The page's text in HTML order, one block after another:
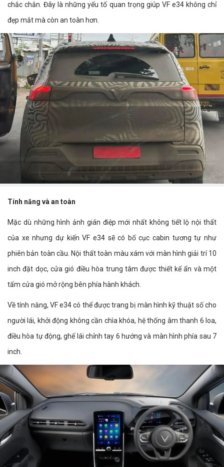
chắc chắn. Đây là những yếu tố quan trọng giúp VF e34 không chỉ
đẹp mắt mà còn an toàn hơn.
Tính năng và an toàn
Mặc dù những hình ảnh gián điệp mới nhất không tiết lộ nội thất
của xe nhưng dự kiến VF e34 sẽ có bố cục cabin tương tự như
phiên bản toàn cầu. Nội thất toàn màu xám với màn hình giải trí 10
inch đặt dọc, cửa gió điều hòa trung tâm được thiết kế ẩn và một
tấm cửa gió mở rộng bên phía hành khách.
Về tính năng, VF e34 có thể được trang bị màn hình kỹ thuật số cho
người lái, khởi động không cần chìa khóa, hệ thống âm thanh 6 loa,
điều hòa tự động, ghế lái chỉnh tay 6 hướng và màn hình phía sau 7
inch.